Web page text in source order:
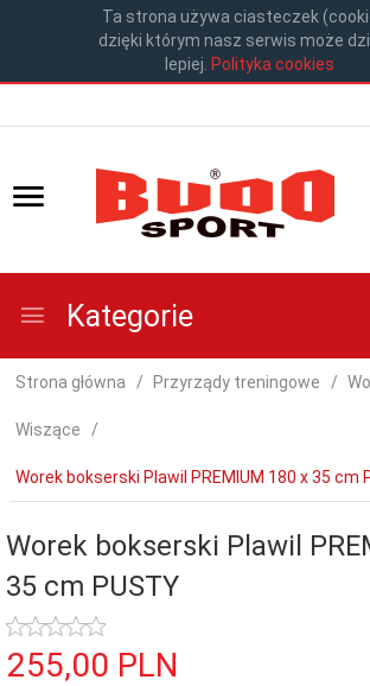
Ta strona używa ciasteczek
dzięki którym nasz serwis może
lepiej. Polityka cookies
Kategorie
Strona główna Przyrządy treningowe
Wiszące
Worek bokserski Plawil PREMIUM 180 x 35 cm
Worek bokserski Plawil
35 cm PUSTY
255,00 PLN